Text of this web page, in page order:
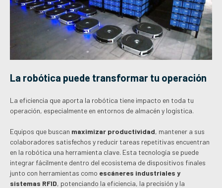
La robótica puede transformar tu operación
La eficiencia que aporta la robótica tiene impacto en toda tu
operación, especialmente en entornos de almacén y logística.
Equipos que buscan maximizar productividad, mantener a sus
colaboradores satisfechos y reducir tareas repetitivas encuentran
en la robótica una herramienta clave. Esta tecnología se puede
integrar fácilmente dentro del ecosistema de dispositivos finales
junto con herramientas como escáneres industriales y
sistemas RFID, potenciando la eficiencia, la precisión y la